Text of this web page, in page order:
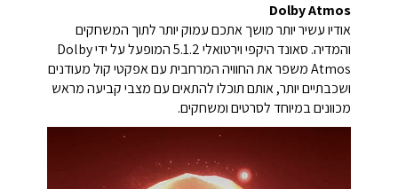
Dolby Atmos
אודיו עשיר יותר מושך אתכם עמוק יותר לתוך המשחקים
והמדיה. סאונד היקפי וירטואלי 5.1.2 המופעל על ידי Dolby
Atmos משפר את החוויה המרחבית עם אפקטי קול מעודנים
ושכבתיים יותר, אותם תוכלו להתאים עם מצבי קביעה מראש
מכוונים במיוחד לסרטים ומשחקים.